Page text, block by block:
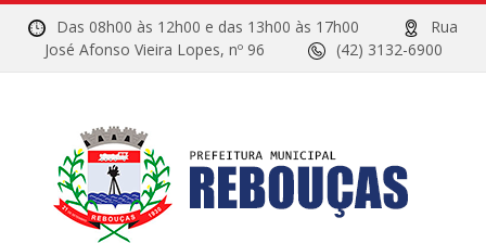
Das 08h00 às 12h00 e das 13h00 às 17h00
Rua
José Afonso Vieira Lopes, nº 96
(42) 3132-6900